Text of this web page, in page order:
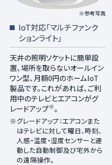
※参考写真
IoT対応「マルチファンク
ションライト」
天井の照明ソケットに簡単設
置、場所を取らないオールイン
ワン型、月額0円のホームIoT
製品です。これがあれば、ご利
用中のテレビとエアコンがグ
レードアップ※。
※グレードアップ：エアコンまた
はテレビに対して曜日、時刻、
人感・温度・湿度センサーと連
動した自動制御及び宅外から
の遠隔操作。